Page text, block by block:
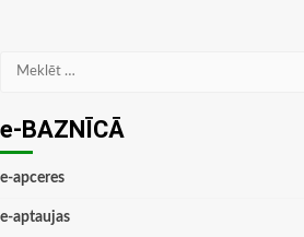
Meklēt:
e-BAZNĪCĀ
e-apceres
e-aptaujas